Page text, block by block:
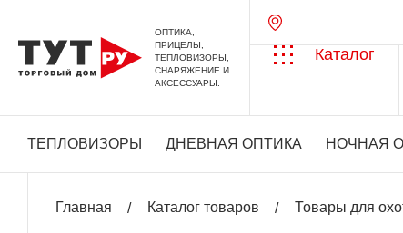
ОПТИКА,
ПРИЦЕЛЫ,
ТЕПЛОВИЗОРЫ,
СНАРЯЖЕНИЕ И
АКСЕССУАРЫ.
Каталог
ТЕПЛОВИЗОРЫ ДНЕВНАЯ ОПТИКА НОЧНАЯ
Главная Каталог товаров Товары для